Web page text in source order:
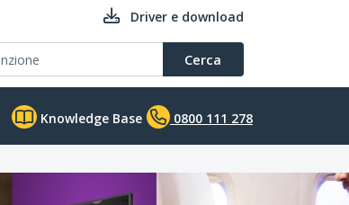
Driver e download
Cerca
Knowledge Base 0800 111 278